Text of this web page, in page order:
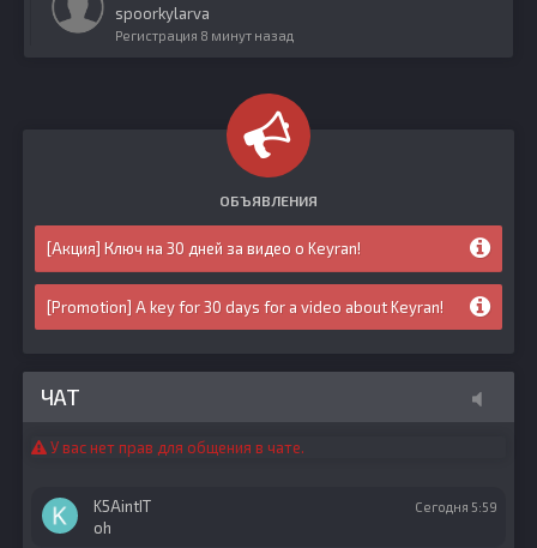
spoorkylarva
Регистрация 8 минут назад
ОБЪЯВЛЕНИЯ
[Акция] Ключ на 30 дней за видео о Keyran!
[Promotion] A key for 30 days for a video about Keyran!
ЧАТ
У вас нет прав для общения в чате.
K5AintIT Сегодня 5:59
oh